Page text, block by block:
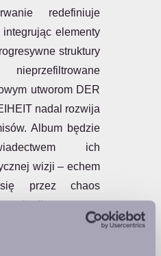
redefiniuje
elementy
struktury
utworom DER
nadal rozwija
Album będzie
ich
wizji – echem
się przez chaos
długo po tym,
zniknie w ciszy. To